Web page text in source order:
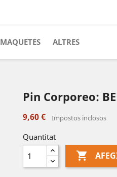
MAQUETES ALTRES
Pin Corporeo:
9,60 € Impostos inclosos
Quantitat
